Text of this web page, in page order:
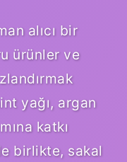
alıcı bir
ürünler ve
yağı, argan
katkı
birlikte, sakal